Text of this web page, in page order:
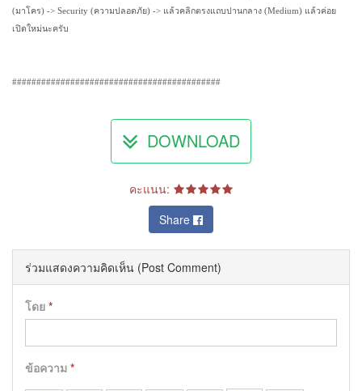
(มาโคร) -> Security (ความปลอดภัย) -> แล้วคลิกตรงแถบปานกลาง (Medium) แล้วค่อย
เปิดใหม่นะครับ
###########################################
DOWNLOAD
คะแนน:
Share
ร่วมแสดงความคิดเห็น (Post Comment)
โดย *
ข้อความ *